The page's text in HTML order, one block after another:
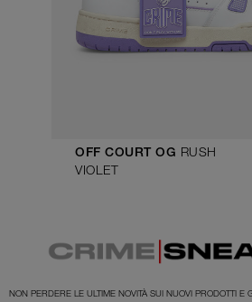
OFF COURT OG RUSH
VIOLET
NON PERDERE LE ULTIME NOVITÀ SUI NUOVI PRODOTTI E